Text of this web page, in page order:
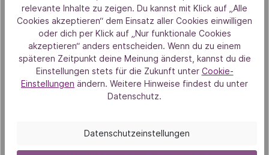
Zusatztipp: Aroma-Kick mit Baldini
Bio Aromen
Für einen besonderen Geschmacks Kick sorgen
Speisen und Getränken das gewisse Etwas.
relevante Inhalte zu zeigen. Du kannst mit Klick auf „Alle
Cookies akzeptieren“ dem Einsatz aller Cookies einwilligen
oder dich per Klick auf „Nur funktionale Cookies
akzeptieren“ anders entscheiden. Wenn du zu einem
späteren Zeitpunkt deine Meinung änderst, kannst du die
Einstellungen stets für die Zukunft unter Cookie-
Einstellungen ändern. Weitere Hinweise findest du unter
Datenschutz.
Datenschutzeinstellungen